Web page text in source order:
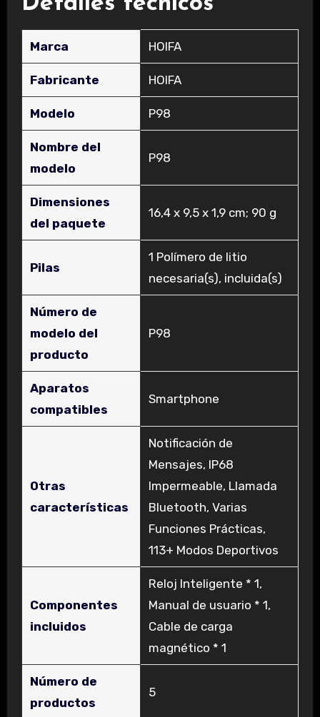
Marca ‎HOIFA
Fabricante ‎HOIFA
Modelo ‎P98
Nombre del
modelo
‎P98
Dimensiones
del paquete
‎16,4 x 9,5 x 1,9 cm; 90 g
Pilas
‎1 Polímero de litio
necesaria(s), incluida(s)
Número de
modelo del
producto
‎P98
Aparatos
compatibles
‎Smartphone
Otras
características
‎Notificación de
Mensajes, IP68
Impermeable, Llamada
Bluetooth, Varias
Funciones Prácticas,
113+ Modos Deportivos
Componentes
incluidos
‎Reloj Inteligente * 1,
Manual de usuario * 1,
Cable de carga
magnético * 1
Número de
productos
‎5